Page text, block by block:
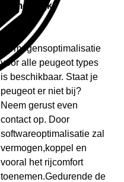
dit mogelijk!
Een
vermogensoptimalisatie
voor alle peugeot types
is beschikbaar. Staat je
peugeot er niet bij?
Neem gerust even
contact op. Door
softwareoptimalisatie zal
vermogen,koppel en
vooral het rijcomfort
toenemen.Gedurende de